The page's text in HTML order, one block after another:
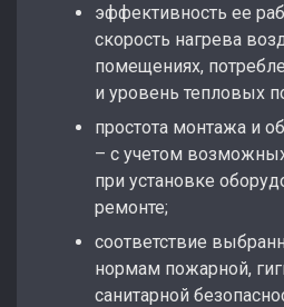
эффективность ее
скорость нагрева
помещениях,
и уровень тепловых
простота монтажа и
– с учетом
при установке
ремонте;
соответствие
нормам пожарной,
санитарной